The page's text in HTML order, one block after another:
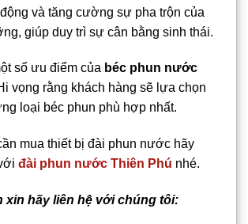
và tăng cường sự pha trộn của
giúp duy trì sự cân bằng sinh thái.
số ưu điểm của béc phun nước
vọng rằng khách hàng sẽ lựa chọn
loại béc phun phù hợp nhất.
mua thiết bị đài phun nước hãy
đài phun nước Thiên Phú nhé.
xin hãy liên hệ với chúng tôi: